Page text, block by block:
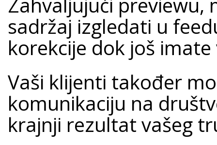
sadržaj izgledati u
korekcije dok još
Vaši klijenti također
komunikaciju na
krajnji rezultat vašeg